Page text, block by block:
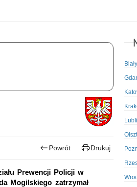
Powrót Drukuj
Prewencji Policji w
Mogilskiego zatrzymał